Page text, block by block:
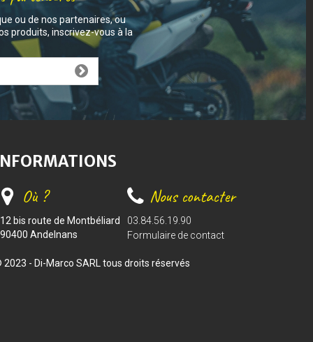
ou de nos partenaires, ou
produits, inscrivez-vous à la
Où ?
12 bis route de Montbéliard
90400 Andelnans
Nous contacter
03.84.56.19.90
Formulaire de contact
2023 - Di-Marco SARL tous droits réservés